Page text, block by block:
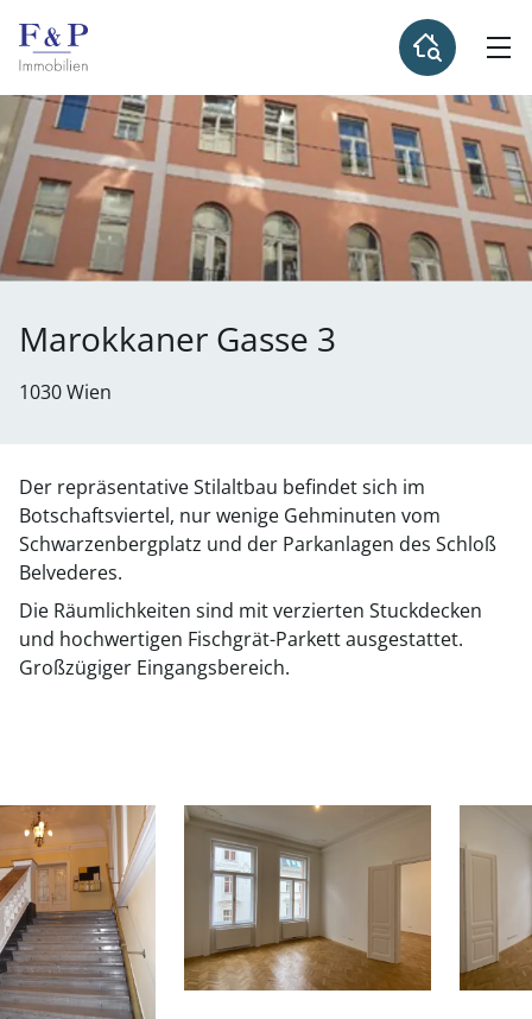
Marokkaner Gasse 3
1030 Wien
Der repräsentative Stilaltbau befindet sich im
Botschaftsviertel, nur wenige Gehminuten vom
Schwarzenbergplatz und der Parkanlagen des Schloß
Belvederes.
Die Räumlichkeiten sind mit verzierten Stuckdecken
und hochwertigen Fischgrät-Parkett ausgestattet.
Großzügiger Eingangsbereich.